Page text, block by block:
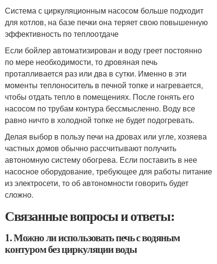
Система с циркуляционным насосом больше подходит
для котлов, на базе печки она теряет свою повышенную
эффективность по теплоотдаче
Если бойлер автоматизирован и воду греет постоянно
по мере необходимости, то дровяная печь
протапливается раз или два в сутки. Именно в эти
моменты теплоноситель в печной топке и нагревается,
чтобы отдать тепло в помещениях. После гонять его
насосом по трубам контура бессмысленно. Воду все
равно ничто в холодной топке не будет подогревать.
Делая выбор в пользу печи на дровах или угле, хозяева
частных домов обычно рассчитывают получить
автономную систему обогрева. Если поставить в нее
насосное оборудование, требующее для работы питание
из электросети, то об автономности говорить будет
сложно.
Связанные вопросы и ответы:
1. Можно ли использовать печь с водяным
контуром без циркуляции воды